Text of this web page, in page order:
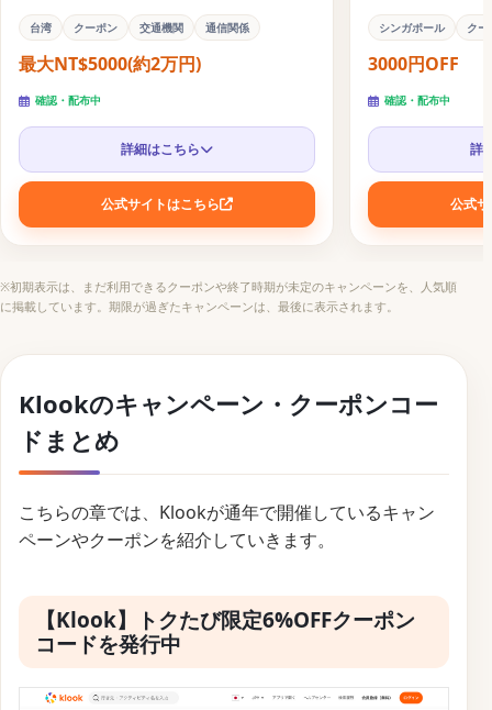
【Klook】人気日本語ガイドツアーのセールキャンペー
ン
【Klook】USディズニーリゾート購入者全員位パスポー
トケース(非売品)をプレゼント
【締切済み】Klookのキャンペーン・クーポンコード
【Klook】猛暑日・酷暑日の激アツセール
【Klook】クーポンハンティングで最大50%OFF
【Klook】サマートラベルキャンペーン
【Klook】海外旅行全力応援キャンペーン｜ZIPAIRコラ
【Klook】で行こう！アメリカのディズニーリゾート
まとめ
【関連】旅行で使えるクーポンコードまとめ
アクティビティ予約に使えるお得な旅行クーポンコード
行クーポンコード
台湾 クーポン 交通機関 通信関係
最大NT$5000(約2万円)
確認・配布中
詳細はこちら
公式サイトはこちら
シンガポール クー
3000円OFF
確認・配布中
詳
公式
※初期表示は、まだ利用できるクーポンや終了時期が未定のキャンペーンを、人気順
に掲載しています。期限が過ぎたキャンペーンは、最後に表示されます。
Klookのキャンペーン・クーポンコー
ドまとめ
こちらの章では、Klookが通年で開催しているキャン
ペーンやクーポンを紹介していきます。
【Klook】トクたび限定6%OFFクーポン
コードを発行中